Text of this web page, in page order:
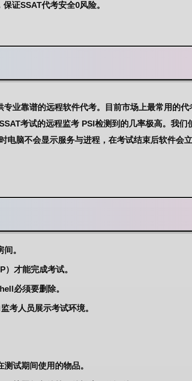
证SSAT代考安全0风险。
业靠谱的远程软件代考。目前市场上最常用的代
考试的远程监考 PSI检测到的几率极高。我们
脑不会显示服务与进程，在考试结束后软件会
。
才能完成考试。
必须要删除。
考人员展示考试环境。
试期间使用的物品。